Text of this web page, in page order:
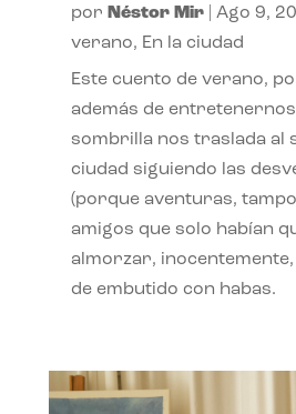
por Néstor Mir| Ago 9,
verano, En la ciudad
Este cuento de verano,
además de
sombrilla nos traslada al
ciudad siguiendo las
(porque aventuras,
amigos que solo habían
almorzar,
de embutido con habas.